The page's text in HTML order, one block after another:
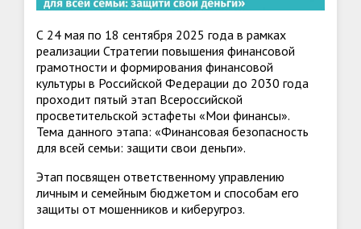
С 24 мая по 18 сентября 2025 года в рамках
реализации Стратегии повышения финансовой
грамотности и формирования финансовой
культуры в Российской Федерации до 2030 года
проходит пятый этап Всероссийской
просветительской эстафеты «Мои финансы».
Тема данного этапа: «Финансовая безопасность
для всей семьи: защити свои деньги».
Этап посвящен ответственному управлению
личным и семейным бюджетом и способам его
защиты от мошенников и киберугроз.